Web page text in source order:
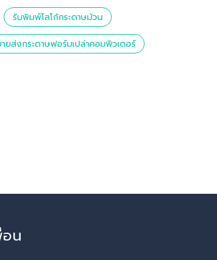
รับพิมพ์โลโก้กระดาษม้วน
ยส่งกระดาษฟอร์มเปล่าคอมพิวเตอร์
น